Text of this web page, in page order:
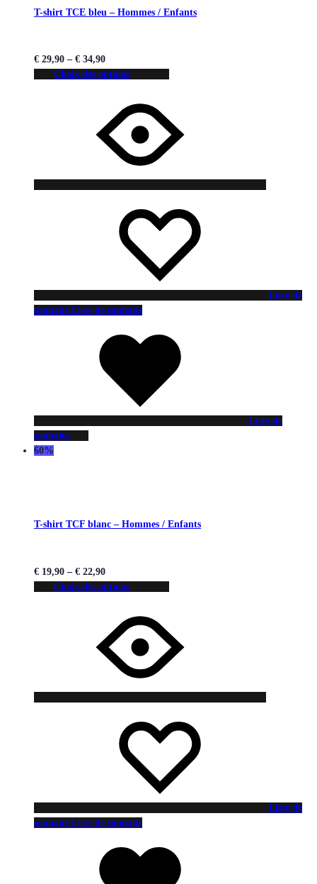
T-shirt TCE bleu – Hommes / Enfants
€ 29,90 – € 34,90
Choix des options
Liste de
souhaits Liste de souhaits
Liste de
souhaits
60%
T-shirt TCF blanc – Hommes / Enfants
€ 19,90 – € 22,90
Choix des options
Liste de
souhaits Liste de souhaits